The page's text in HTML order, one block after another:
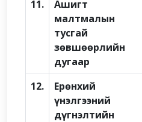
11.
Ашигт
малтмалын
тусгай
зөвшөөрлийн
дугаар
12.
Ерөнхий
үнэлгээний
дүгнэлтийн